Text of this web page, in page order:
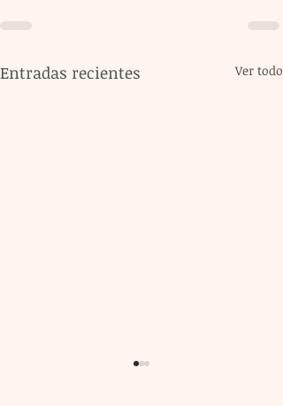
Entradas recientes Ver todo